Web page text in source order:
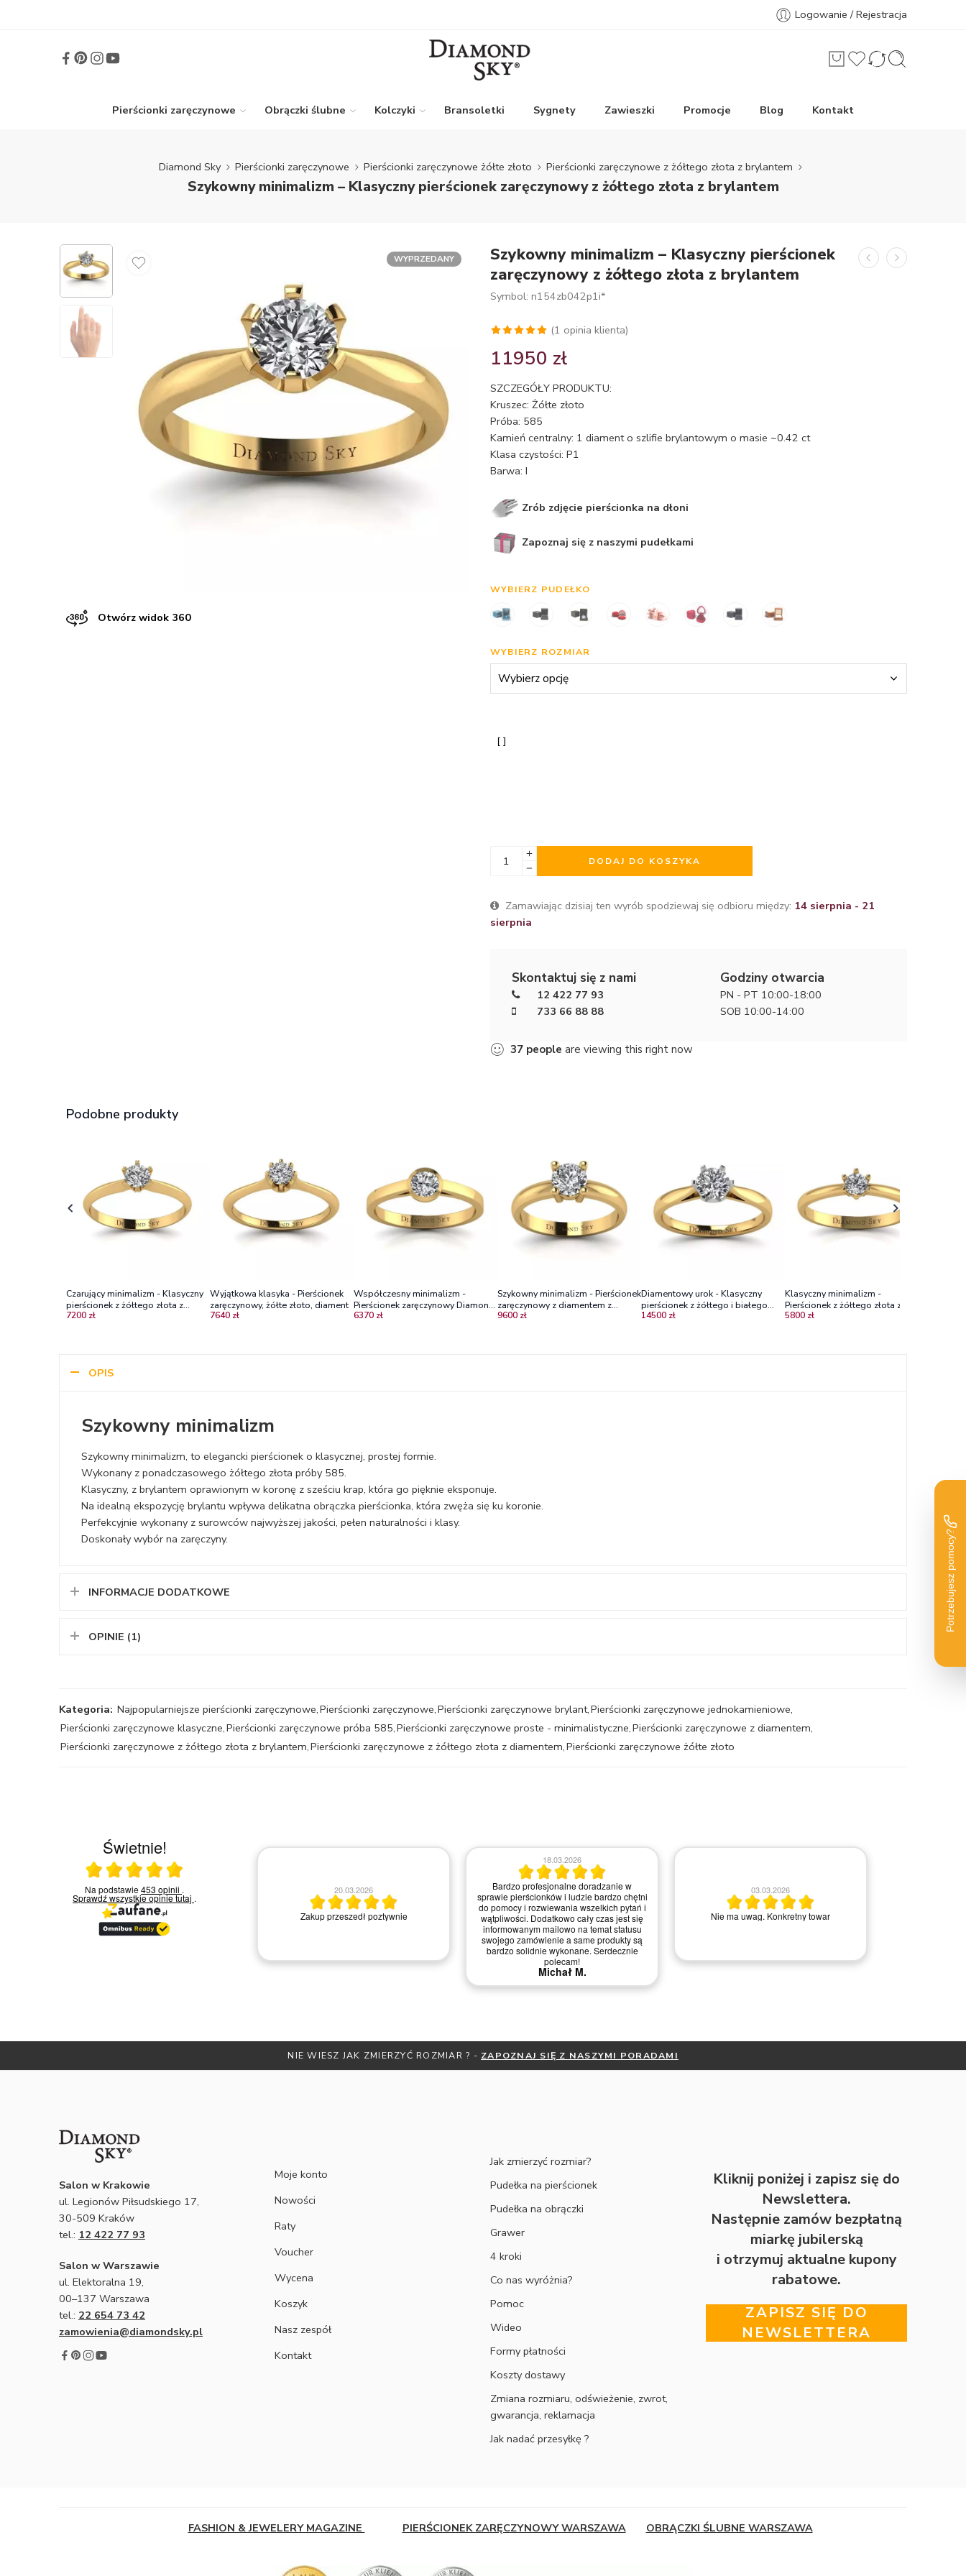
Logowanie / Rejestracja
Pierścionki zaręczynowe Obrączki ślubne Kolczyki Bransoletki Sygnety Zawieszki Promocje Blog Kontakt
Diamond Sky Pierścionki zaręczynowe Pierścionki zaręczynowe żółte złoto Pierścionki zaręczynowe z żółtego złota z brylantem
Szykowny minimalizm – Klasyczny pierścionek zaręczynowy z żółtego złota z brylantem
WYPRZEDANY
Otwórz widok 360
Szykowny minimalizm – Klasyczny pierścionek
zaręczynowy z żółtego złota z brylantem
Symbol: n154zb042p1i*
5.00na 5
podstawie
oceny
(1 opinia klienta)
11950 zł
SZCZEGÓŁY PRODUKTU:
Kruszec: Żółte złoto
Próba: 585
Kamień centralny: 1 diament o szlifie brylantowym o masie ~0.42 ct
Klasa czystości: P1
Barwa: I
Zrób zdjęcie pierścionka na dłoni
Zapoznaj się z naszymi pudełkami
WYBIERZ PUDEŁKO
WYBIERZ ROZMIAR
DODAJ DO KOSZYKA
Zamawiając dzisiaj ten wyrób spodziewaj się odbioru między: 14 sierpnia - 21
sierpnia
Skontaktuj się z nami
12 422 77 93
733 66 88 88
Godziny otwarcia
PN - PT 10:00-18:00
SOB 10:00-14:00
39 people are viewing this right now
Podobne produkty
Czarujący minimalizm - Klasyczny
pierścionek z żółtego złota z
brylantem VS1/H
7200 zł
Wyjątkowa klasyka - Pierścionek
zaręczynowy, żółte złoto, diament
7640 zł
Współczesny minimalizm -
Pierścionek zaręczynowy Diamond
Sky z żółtego złota z brylantem
6370 zł
Szykowny minimalizm - Pierścionek
zaręczynowy z diamentem z
żółtego złota
9600 zł
Diamentowy urok - Klasyczny
pierścionek z żółtego i białego
złota z diamentem 0.44ct
14500 zł
Klasyczny minimalizm -
Pierścionek z żółtego złota z
brylantem
5800 zł
OPIS
Szykowny minimalizm
Szykowny minimalizm, to elegancki pierścionek o klasycznej, prostej formie.
Wykonany z ponadczasowego żółtego złota próby 585.
Klasyczny, z brylantem oprawionym w koronę z sześciu krap, która go pięknie eksponuje.
Na idealną ekspozycję brylantu wpływa delikatna obrączka pierścionka, która zwęża się ku koronie.
Perfekcyjnie wykonany z surowców najwyższej jakości, pełen naturalności i klasy.
Doskonały wybór na zaręczyny.
INFORMACJE DODATKOWE
OPINIE (1)
Kategoria: Najpopularniejsze pierścionki zaręczynowe,Pierścionki zaręczynowe,Pierścionki zaręczynowe brylant,Pierścionki zaręczynowe jednokamieniowe,
Pierścionki zaręczynowe klasyczne,Pierścionki zaręczynowe próba 585,Pierścionki zaręczynowe proste - minimalistyczne,Pierścionki zaręczynowe z diamentem,
Pierścionki zaręczynowe z żółtego złota z brylantem,Pierścionki zaręczynowe z żółtego złota z diamentem,Pierścionki zaręczynowe żółte złoto
Świetnie!
Ocena średnia 5 na 5
Na podstawie453 opinii .
Sprawdź wszystkie opinietutaj .
03.03.2026
Nie ma uwag. Konkretny towar
Wszystko ok, bardzo pomocna obsługa w
kontakcie telefonicznym.
06.05.2026
Dzień dobry Chciałabym Państwu a w
szczególności Pani *** z salonu z Krakowa
podziękować za świetną komunikację,
indywidualne podejście oraz życzliwość
jaką Pani *** cechowała się przez cały
proces produkcji naszych obrączek.
Dziękujemy za doradztwo! Wyszły piękne,
zarówno grawer. Jesteśmy ogromnie
zadowoleni. Dziękujemy i pozdrawiamy
serdecznie Malwina Wiśniewska Łukasz
Deluga
30.04.2026
Fantastyczny salon - polecam
Dariusz U.
NIE WIESZ JAK ZMIERZYĆ ROZMIAR ? - ZAPOZNAJ SIĘ Z NASZYMI PORADAMI
Salon w Krakowie
ul. Legionów Piłsudskiego 17,
30-509 Kraków
tel.: 12 422 77 93
Salon w Warszawie
ul. Elektoralna 19,
00–137 Warszawa
tel.: 22 654 73 42
zamowienia@diamondsky.pl
Moje konto
Nowości
Raty
Voucher
Wycena
Koszyk
Nasz zespół
Kontakt
Jak zmierzyć rozmiar?
Pudełka na pierścionek
Pudełka na obrączki
Grawer
4 kroki
Co nas wyróżnia?
Pomoc
Wideo
Formy płatności
Koszty dostawy
Zmiana rozmiaru, odświeżenie, zwrot,
gwarancja, reklamacja
Jak nadać przesyłkę ?
Kliknij poniżej i zapisz się do
Newslettera.
Następnie zamów bezpłatną
miarkę jubilerską
i otrzymuj aktualne kupony
rabatowe.
ZAPISZ SIĘ DO
NEWSLETTERA
FASHION & JEWELERY MAGAZINE PIERŚCIONEK ZARĘCZYNOWY WARSZAWA OBRĄCZKI ŚLUBNE WARSZAWA